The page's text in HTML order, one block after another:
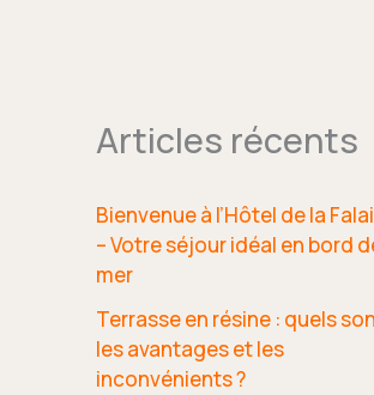
Articles récents
Bienvenue à l’Hôtel de la
– Votre séjour idéal en bord
mer
Terrasse en résine : quels
les avantages et les
inconvénients ?